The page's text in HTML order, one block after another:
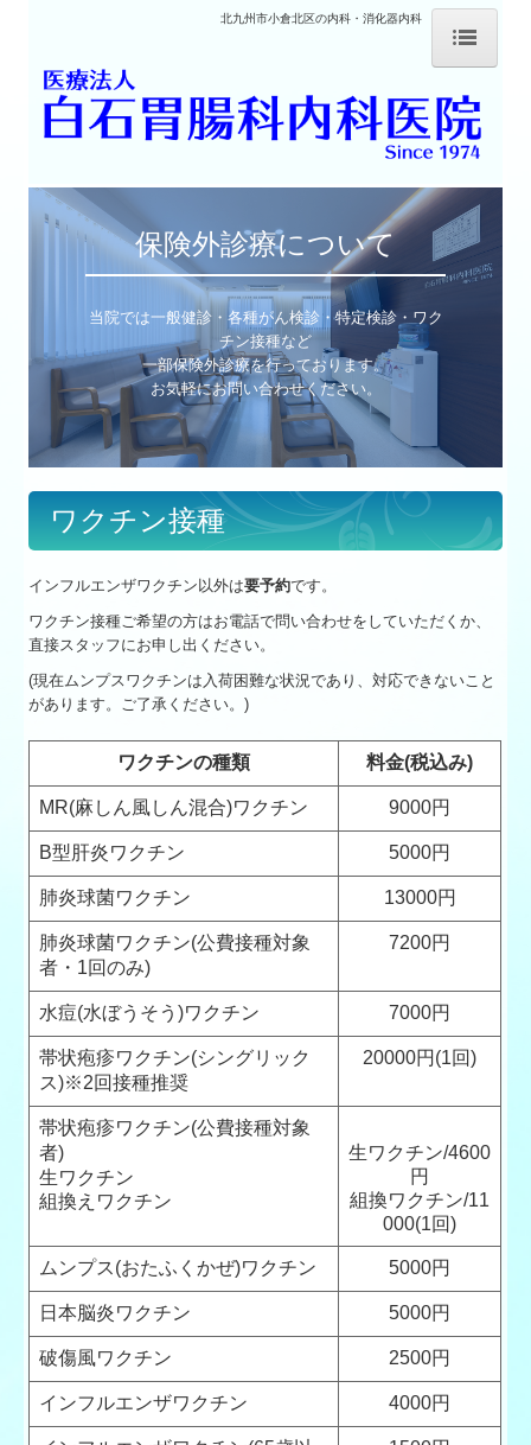
ホーム
施設案内
診療内容
内視鏡検査
よくあるご質問
医師紹介
アクセス
北九州市小倉北区の内科・消化器内科
保険外診療について
当院では一般健診・各種がん検診・特定検診・ワク
チン接種など
一部保険外診療を行っております。
ワクチン接種
インフルエンザワクチン以外は要予約です。
ワクチン接種ご希望の方はお電話で問い合わせをしていただくか、
直接スタッフにお申し出ください。
(現在ムンプスワクチンは入荷困難な状況であり、対応できないこと
があります。ご了承ください。)
ワクチンの種類 料金(税込み)
MR(麻しん風しん混合)ワクチン 9000円
B型肝炎ワクチン 5000円
肺炎球菌ワクチン 13000円
肺炎球菌ワクチン(公費接種対象
者・1回のみ)
7200円
水痘(水ぼうそう)ワクチン 7000円
帯状疱疹ワクチン(シングリック
ス)※2回接種推奨
20000円(1回)
帯状疱疹ワクチン(公費接種対象
者)
生ワクチン
組換えワクチン
生ワクチン/4600
円
組換ワクチン/11
000(1回)
ムンプス(おたふくかぜ)ワクチン 5000円
日本脳炎ワクチン 5000円
破傷風ワクチン 2500円
インフルエンザワクチン 4000円